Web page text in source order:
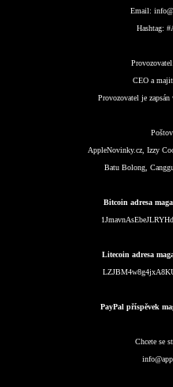
Email:
Hashtag:
Provozovatel:
CEO a
Provozovatel je
AppleNovinky.cz, Izzy
Batu Bolong,
Bitcoin adresa
Litecoin adresa
PayPal příspěvek
Chcete se